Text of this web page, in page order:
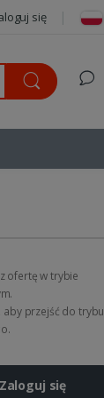
się
ofertę w trybie
aby przejść do trybu
Zaloguj się